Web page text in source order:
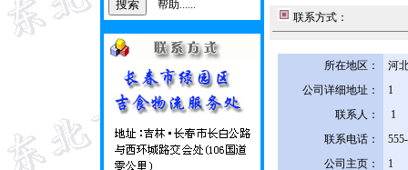
帮助......
联系方式：
所在地区：
河
公司详细地址：
1
联系人：
1
联系电话：
公司主页：
1